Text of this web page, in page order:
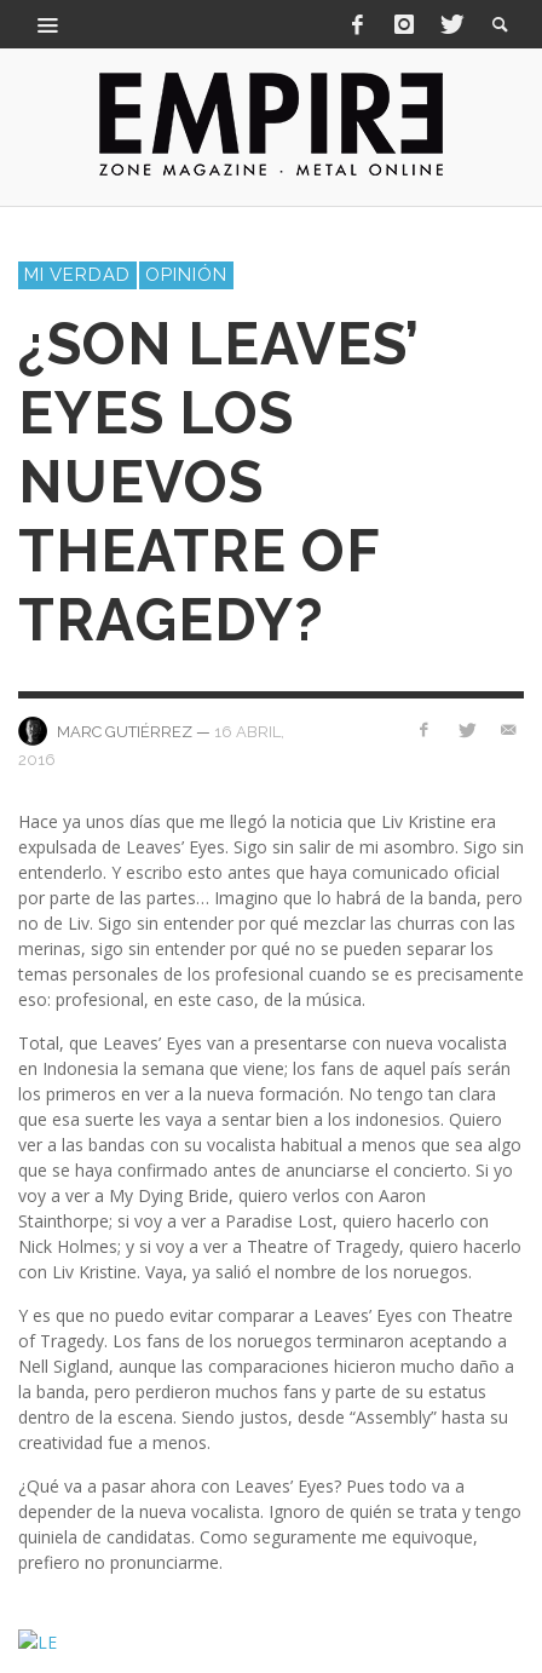
MI VERDAD OPINIÓN
¿SON LEAVES’
EYES LOS
NUEVOS
THEATRE OF
TRAGEDY?
MARC GUTIÉRREZ — 16 ABRIL,
2016
Hace ya unos días que me llegó la noticia que Liv Kristine era
expulsada de Leaves’ Eyes. Sigo sin salir de mi asombro. Sigo sin
entenderlo. Y escribo esto antes que haya comunicado oficial
por parte de las partes… Imagino que lo habrá de la banda, pero
no de Liv. Sigo sin entender por qué mezclar las churras con las
merinas, sigo sin entender por qué no se pueden separar los
temas personales de los profesional cuando se es precisamente
eso: profesional, en este caso, de la música.
Total, que Leaves’ Eyes van a presentarse con nueva vocalista
en Indonesia la semana que viene; los fans de aquel país serán
los primeros en ver a la nueva formación. No tengo tan clara
que esa suerte les vaya a sentar bien a los indonesios. Quiero
ver a las bandas con su vocalista habitual a menos que sea algo
que se haya confirmado antes de anunciarse el concierto. Si yo
voy a ver a My Dying Bride, quiero verlos con Aaron
Stainthorpe; si voy a ver a Paradise Lost, quiero hacerlo con
Nick Holmes; y si voy a ver a Theatre of Tragedy, quiero hacerlo
con Liv Kristine. Vaya, ya salió el nombre de los noruegos.
Y es que no puedo evitar comparar a Leaves’ Eyes con Theatre
of Tragedy. Los fans de los noruegos terminaron aceptando a
Nell Sigland, aunque las comparaciones hicieron mucho daño a
la banda, pero perdieron muchos fans y parte de su estatus
dentro de la escena. Siendo justos, desde “Assembly” hasta su
creatividad fue a menos.
¿Qué va a pasar ahora con Leaves’ Eyes? Pues todo va a
depender de la nueva vocalista. Ignoro de quién se trata y tengo
quiniela de candidatas. Como seguramente me equivoque,
prefiero no pronunciarme.